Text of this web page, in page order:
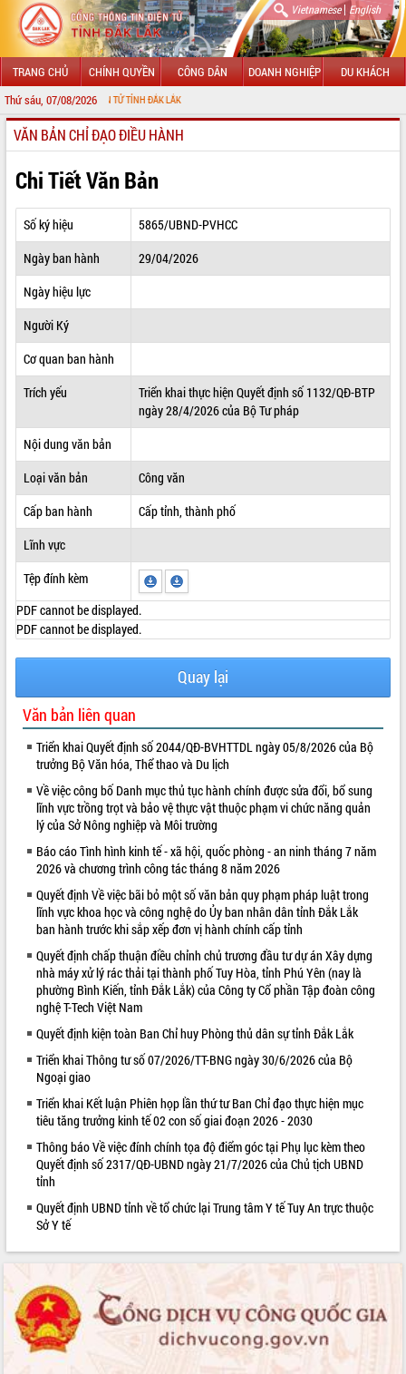
Vietnamese| English
TRANG CHỦ CHÍNH QUYỀN CÔNG DÂN DOANH NGHIỆP DU KHÁCH
Thứ sáu, 07/08/2026
TIN ĐIỆN TỬ TỈNH ĐẮK LẮK
GIỚI THIỆU
LÃNH ĐẠO UBND TỈNH
TIN TỨC SỰ KIỆN
SỞ, BAN, NGÀNH
THÔNG TIN CHỈ ĐẠO ĐIỀU HÀNH
HỆ THỐNG VĂN BẢN
VĂN BẢN HĐND TỈNH
ĐIỂM TIN VĂN BẢN
VIDEO
Không có file video nào để phát.
ALBUM ẢNH
VĂN BẢN CHỈ ĐẠO ĐIỀU HÀNH
Chi Tiết Văn Bản
Số ký hiệu
5865/UBND-PVHCC
Ngày ban hành
29/04/2026
Ngày hiệu lực
Người Ký
Cơ quan ban hành
Trích yếu
Triển khai thực hiện Quyết định số 1132/QĐ-BTP
ngày 28/4/2026 của Bộ Tư pháp
Nội dung văn bản
Loại văn bản
Công văn
Cấp ban hành
Cấp tỉnh, thành phố
Lĩnh vực
Tệp đính kèm
PDF cannot be displayed.
PDF cannot be displayed.
Quay lại
Văn bản liên quan
Triển khai Quyết định số 2044/QĐ-BVHTTDL ngày 05/8/2026 của Bộ
trưởng Bộ Văn hóa, Thể thao và Du lịch
Về việc công bố Danh mục thủ tục hành chính được sửa đổi, bổ sung
lĩnh vực trồng trọt và bảo vệ thực vật thuộc phạm vi chức năng quản
lý của Sở Nông nghiệp và Môi trường
Báo cáo Tình hình kinh tế - xã hội, quốc phòng - an ninh tháng 7 năm
2026 và chương trình công tác tháng 8 năm 2026
Quyết định Về việc bãi bỏ một số văn bản quy phạm pháp luật trong
lĩnh vực khoa học và công nghệ do Ủy ban nhân dân tỉnh Đắk Lắk
ban hành trước khi sắp xếp đơn vị hành chính cấp tỉnh
Quyết định chấp thuận điều chỉnh chủ trương đầu tư dự án Xây dựng
nhà máy xử lý rác thải tại thành phố Tuy Hòa, tỉnh Phú Yên (nay là
phường Bình Kiến, tỉnh Đắk Lắk) của Công ty Cổ phần Tập đoàn công
nghệ T-Tech Việt Nam
Quyết định kiện toàn Ban Chỉ huy Phòng thủ dân sự tỉnh Đắk Lắk
Triển khai Thông tư số 07/2026/TT-BNG ngày 30/6/2026 của Bộ
Ngoại giao
Triển khai Kết luận Phiên họp lần thứ tư Ban Chỉ đạo thực hiện mục
tiêu tăng trưởng kinh tế 02 con số giai đoạn 2026 - 2030
Thông báo Về việc đính chính tọa độ điểm góc tại Phụ lục kèm theo
Quyết định số 2317/QĐ-UBND ngày 21/7/2026 của Chủ tịch UBND
tỉnh
Quyết định UBND tỉnh về tổ chức lại Trung tâm Y tế Tuy An trực thuộc
Sở Y tế